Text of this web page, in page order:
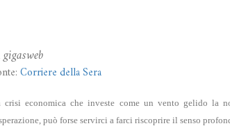
gigasweb
Corriere della Sera
crisi economica che investe come un vento gelido la
può forse servirci a farci riscoprire il senso